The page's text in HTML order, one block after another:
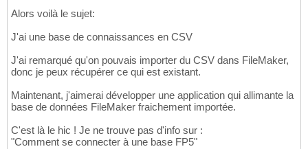
Alors voilà le sujet:
J'ai une base de connaissances en CSV
J'ai remarqué qu'on pouvais importer du CSV dans FileMaker,
donc je peux récupérer ce qui est existant.
Maintenant, j'aimerai développer une application qui allimante la
base de données FileMaker fraichement importée.
C'est là le hic ! Je ne trouve pas d'info sur :
"Comment se connecter à une base FP5"